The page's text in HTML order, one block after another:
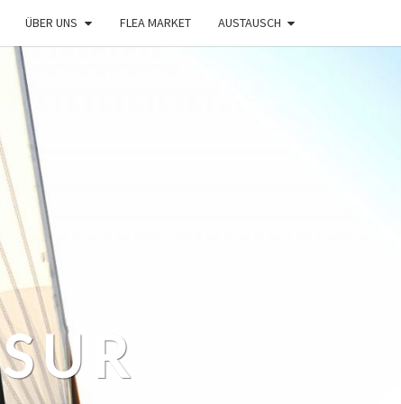
ÜBER UNS FLEA MARKET AUSTAUSCH